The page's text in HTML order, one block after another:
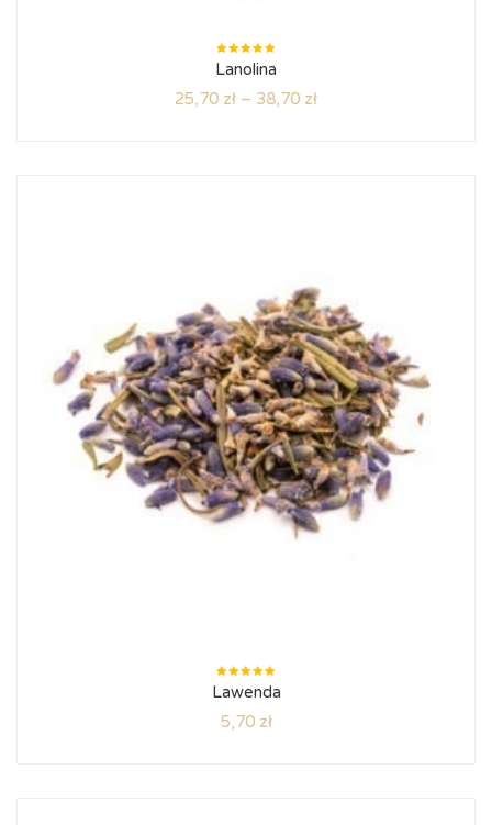
Oceniono
5.00na
Lanolina
25,70 zł – 38,70 zł
Oceniono
5.00na
Lawenda
5,70 zł